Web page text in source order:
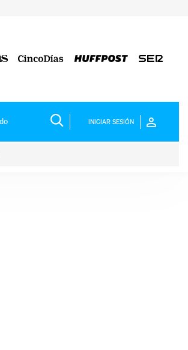
INICIAR SESIÓN